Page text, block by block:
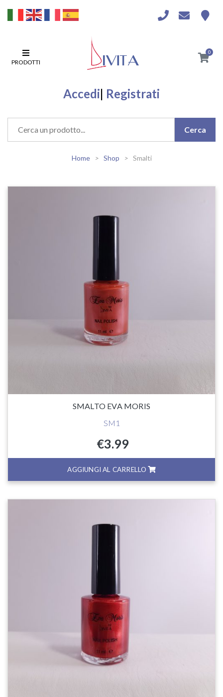
PRODOTTI
0
Accedi| Registrati
Home Shop Smalti
SMALTO EVA MORIS
SM1
€3.99
AGGIUNGI AL CARRELLO